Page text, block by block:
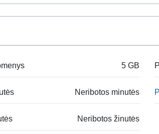
5 GB
Neribotos minutės
Neribotos žinutės